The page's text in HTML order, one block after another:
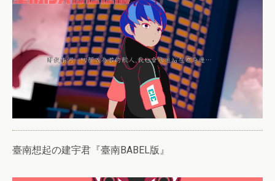
臺南想起の建宇君『臺南BABEL版』